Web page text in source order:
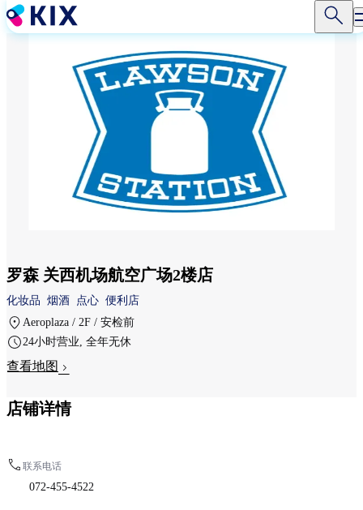
跳
转
罗森 关西机场航空广场2楼店
化妆品 烟酒 点心 便利店
Aeroplaza / 2F / 安检前
24小时营业, 全年无休
查看地图
店铺详情
联系电话
072-455-4522